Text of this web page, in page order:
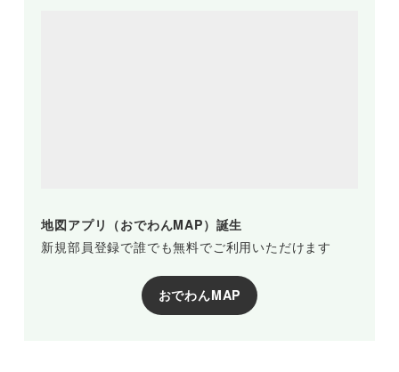
地図アプリ（おでわんMAP）誕生
新規部員登録で誰でも無料でご利用いただけます
おでわんMAP